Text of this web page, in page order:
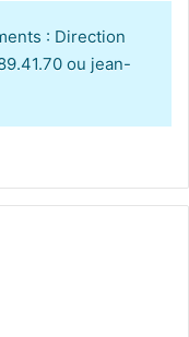
: Direction
ou jean-